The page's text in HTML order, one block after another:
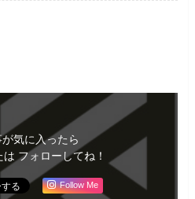
気に入ったら
フォローしてね！
Follow Me